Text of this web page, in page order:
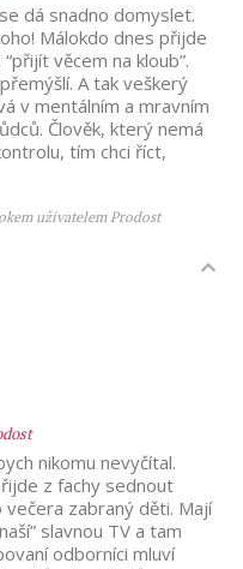
dá snadno domyslet.
Málokdo dnes přijde
věcem na kloub”.
A tak veškerý
v mentálním a mravním
Člověk, který nemá
tím chci říct,
uživatelem Prodost
nikomu nevyčítal.
z fachy sednout
zabraný děti. Mají
slavnou TV a tam
odborníci mluví